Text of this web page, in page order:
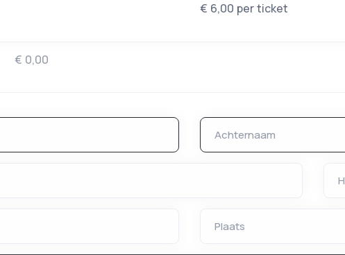
€ 6,00 per ticket
€ 0,00